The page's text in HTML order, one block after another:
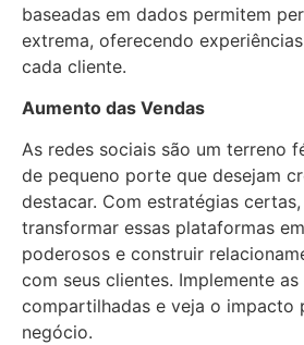
baseadas em dados permitem
extrema, oferecendo
cada cliente.
Aumento das Vendas
As redes sociais são um terreno
de pequeno porte que desejam
destacar. Com estratégias
transformar essas plataformas
poderosos e construir
com seus clientes. Implemente as
compartilhadas e veja o impacto
negócio.